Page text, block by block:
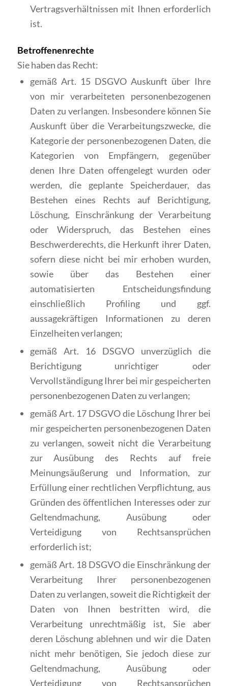
Vertragsverhältnissen mit Ihnen erforderlich
ist.
Betroffenenrechte
Sie haben das Recht:
gemäß Art. 15 DSGVO Auskunft über Ihre
von mir verarbeiteten personenbezogenen
Daten zu verlangen. Insbesondere können Sie
Auskunft über die Verarbeitungszwecke, die
Kategorie der personenbezogenen Daten, die
Kategorien von Empfängern, gegenüber
denen Ihre Daten offengelegt wurden oder
werden, die geplante Speicherdauer, das
Bestehen eines Rechts auf Berichtigung,
Löschung, Einschränkung der Verarbeitung
oder Widerspruch, das Bestehen eines
Beschwerderechts, die Herkunft ihrer Daten,
sofern diese nicht bei mir erhoben wurden,
sowie über das Bestehen einer
automatisierten Entscheidungsfindung
einschließlich Profiling und ggf.
aussagekräftigen Informationen zu deren
Einzelheiten verlangen;
gemäß Art. 16 DSGVO unverzüglich die
Berichtigung unrichtiger oder
Vervollständigung Ihrer bei mir gespeicherten
personenbezogenen Daten zu verlangen;
gemäß Art. 17 DSGVO die Löschung Ihrer bei
mir gespeicherten personenbezogenen Daten
zu verlangen, soweit nicht die Verarbeitung
zur Ausübung des Rechts auf freie
Meinungsäußerung und Information, zur
Erfüllung einer rechtlichen Verpflichtung, aus
Gründen des öffentlichen Interesses oder zur
Geltendmachung, Ausübung oder
Verteidigung von Rechtsansprüchen
erforderlich ist;
gemäß Art. 18 DSGVO die Einschränkung der
Verarbeitung Ihrer personenbezogenen
Daten zu verlangen, soweit die Richtigkeit der
Daten von Ihnen bestritten wird, die
Verarbeitung unrechtmäßig ist, Sie aber
deren Löschung ablehnen und wir die Daten
nicht mehr benötigen, Sie jedoch diese zur
Geltendmachung, Ausübung oder
Verteidigung von Rechtsansprüchen